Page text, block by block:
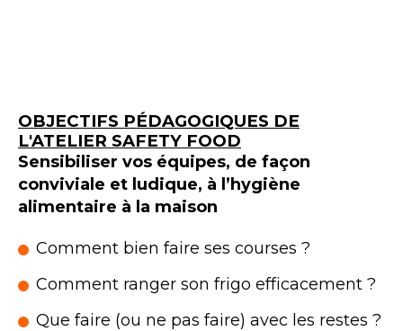
OBJECTIFS PÉDAGOGIQUES DE
L'ATELIER SAFETY FOOD
Sensibiliser vos équipes, de façon
conviviale et ludique, à l’hygiène
alimentaire à la maison
Comment bien faire ses courses ?
Comment ranger son frigo efficacement ?
Que faire (ou ne pas faire) avec les restes ?